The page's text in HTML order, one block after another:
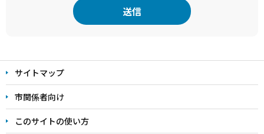
文
こ
こ
ま
サイトマップ
市関係者向け
このサイトの使い方